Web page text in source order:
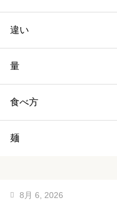
違い
量
食べ方
麺
8月 6, 2026